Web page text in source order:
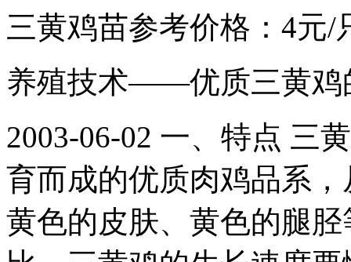
三黄鸡苗参考价格：4元/
养殖技术——优质三黄鸡
2003-06-02 一、特点 三
育而成的优质肉鸡品系
黄色的皮肤、黄色的腿